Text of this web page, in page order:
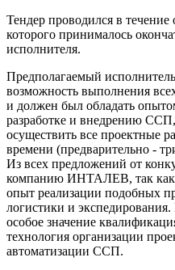
Тендер проводился в течение
которого принималось
исполнителя.
Предполагаемый
возможность выполнения
и должен был обладать
разработке и внедрению ССП,
осуществить все проектные
времени (предварительно -
Из всех предложений от
компанию ИНТАЛЕВ, так
опыт реализации подобных
логистики и
особое значение
технология организации
автоматизации ССП.